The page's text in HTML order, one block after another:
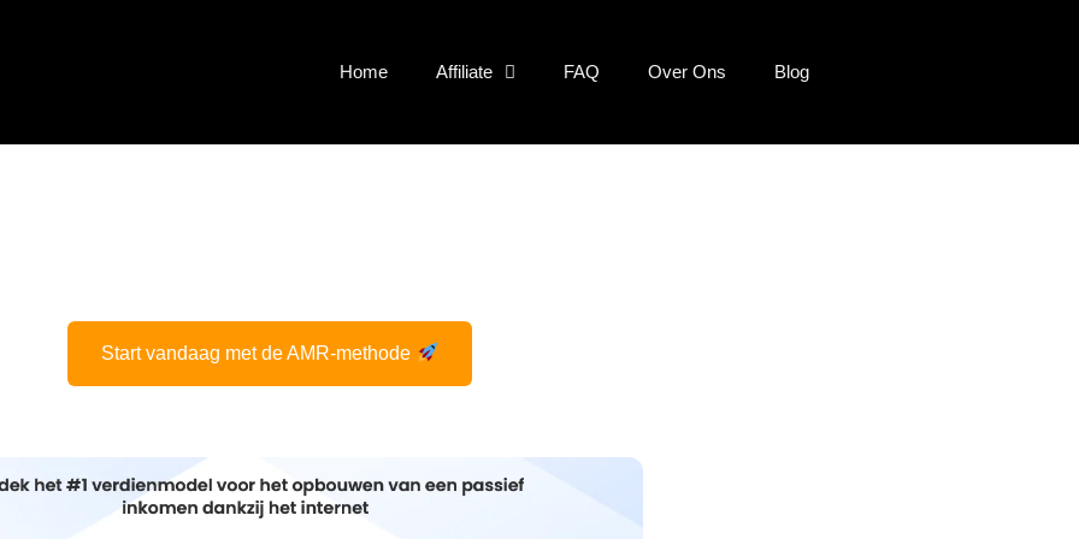
Home Affiliate FAQ Over Ons Blog
Start vandaag met de AMR-methode